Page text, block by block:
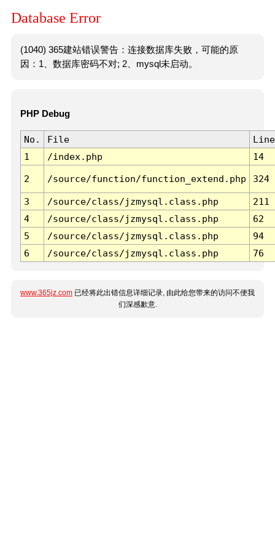
Database Error
(1040) 365建站错误警告：连接数据库失败，可能的原
因：1、数据库密码不对; 2、mysql未启动。
PHP Debug
No. File
Line
1
/index.php 14
2 /source/function/function_extend.php 324
3 /source/class/jzmysql.class.php
211
4
/source/class/jzmysql.class.php
62
5
/source/class/jzmysql.class.php
94
6
/source/class/jzmysql.class.php 76
www.365jz.com 已经将此出错信息详细记录, 由此给您带来的访问不便我
们深感歉意.